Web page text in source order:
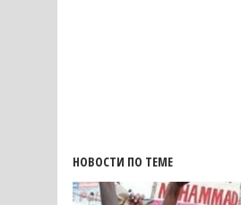
НОВОСТИ ПО ТЕМЕ